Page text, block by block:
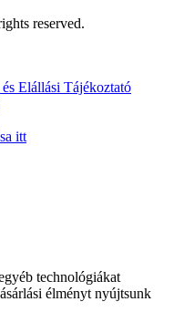
reserved.
Elállási Tájékoztató
itt
technológiákat
élményt nyújtsunk